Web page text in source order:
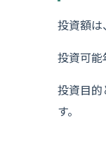
投資額は
投資可能
投資目的
す。